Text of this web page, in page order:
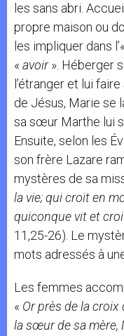
les sans abri.
propre maison ou
les impliquer dans l’«
« avoir». Héberger
l’étranger et lui
de Jésus, Marie se
sa sœur Marthe lui
Ensuite, selon les
son frère Lazare
mystères de sa
la vie; qui croit en
quiconque vit et
11,25-26). Le
mots adressés à
Les femmes
« Or près de la
la sœur de sa mère,